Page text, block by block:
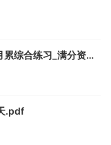
综合练习_满分资料
.pdf